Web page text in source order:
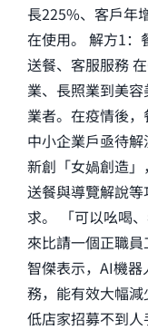
長225%、客戶年
在使用。 解方1：
送餐、客服服務
業、長照業到美
業者。在疫情後
中小企業戶亟待
新創「女媧創造
送餐與導覽解說
求。 「可以吆喝
來比請一個正職
智傑表示，AI機
務，能有效大幅
低店家招募不到